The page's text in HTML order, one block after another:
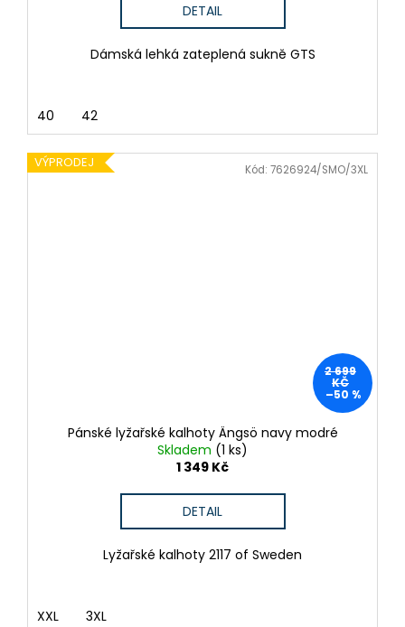
DETAIL
Dámská lehká zateplená sukně GTS
40 42
VÝPRODEJ
2 699
KČ
–50 %
Pánské lyžařské kalhoty Ängsö navy modré
Skladem (1 ks)
1 349 Kč
DETAIL
Lyžařské kalhoty 2117 of Sweden
XXL 3XL
Kód: 7626924/SMO/3XL